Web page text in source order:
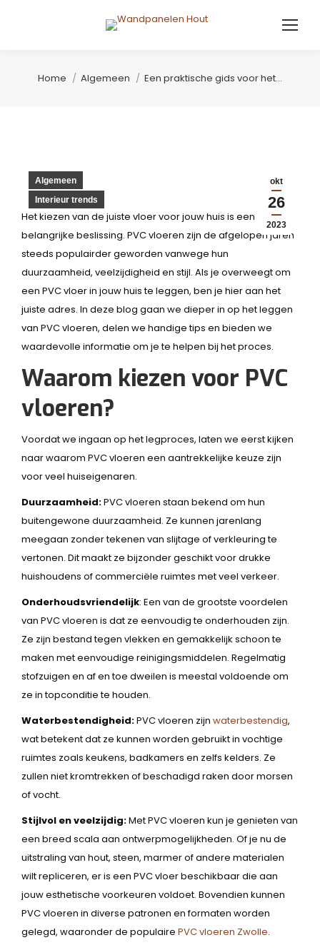
Je bent hier:
Home Algemeen Een praktische gids voor het…
okt
26
2023
Algemeen
Interieur trends
Het kiezen van de juiste vloer voor jouw huis is een
belangrijke beslissing. PVC vloeren zijn de afgelopen jaren
steeds populairder geworden vanwege hun
duurzaamheid, veelzijdigheid en stijl. Als je overweegt om
een PVC vloer in jouw huis te leggen, ben je hier aan het
juiste adres. In deze blog gaan we dieper in op het leggen
van PVC vloeren, delen we handige tips en bieden we
waardevolle informatie om je te helpen bij het proces.
Waarom kiezen voor PVC
vloeren?
Voordat we ingaan op het legproces, laten we eerst kijken
naar waarom PVC vloeren een aantrekkelijke keuze zijn
voor veel huiseigenaren.
Duurzaamheid:PVC vloeren staan bekend om hun
buitengewone duurzaamheid. Ze kunnen jarenlang
meegaan zonder tekenen van slijtage of verkleuring te
vertonen. Dit maakt ze bijzonder geschikt voor drukke
huishoudens of commerciële ruimtes met veel verkeer.
Onderhoudsvriendelijk: Een van de grootste voordelen
van PVC vloeren is dat ze eenvoudig te onderhouden zijn.
Ze zijn bestand tegen vlekken en gemakkelijk schoon te
maken met eenvoudige reinigingsmiddelen. Regelmatig
stofzuigen en af en toe dweilen is meestal voldoende om
ze in topconditie te houden.
Waterbestendigheid:PVC vloeren zijn waterbestendig,
wat betekent dat ze kunnen worden gebruikt in vochtige
ruimtes zoals keukens, badkamers en zelfs kelders. Ze
zullen niet kromtrekken of beschadigd raken door morsen
of vocht.
Stijlvol en veelzijdig:Met PVC vloeren kun je genieten van
een breed scala aan ontwerpmogelijkheden. Of je nu de
uitstraling van hout, steen, marmer of andere materialen
wilt repliceren, er is een PVC vloer beschikbaar die aan
jouw esthetische voorkeuren voldoet. Bovendien kunnen
PVC vloeren in diverse patronen en formaten worden
gelegd, waaronder de populaire PVC vloeren Zwolle.